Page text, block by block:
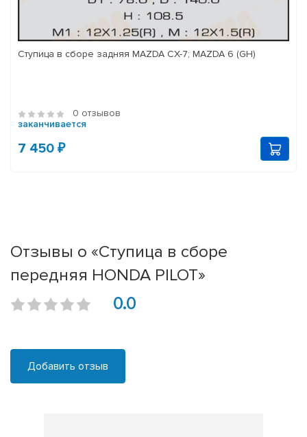
Ступица в сборе задняя MAZDA CX-7; MAZDA 6 (GH)
0 отзывов
заканчивается
7 450 ₽
Отзывы о «Ступица в сборе
передняя HONDA PILOT»
0.0
Добавить отзыв